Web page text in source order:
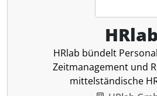
HRlab
HRlab bündelt
Zeitmanagement und
mittelständische